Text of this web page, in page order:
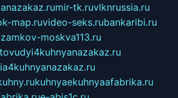
mir-tk.ruvlknrussia.ru
map.ruvideo-seks.rubankaribi.ru
moskva113.ru
tovudyi4kuhnyanazakaz.ru
kuhnyaekuhnyaafabrika.ru